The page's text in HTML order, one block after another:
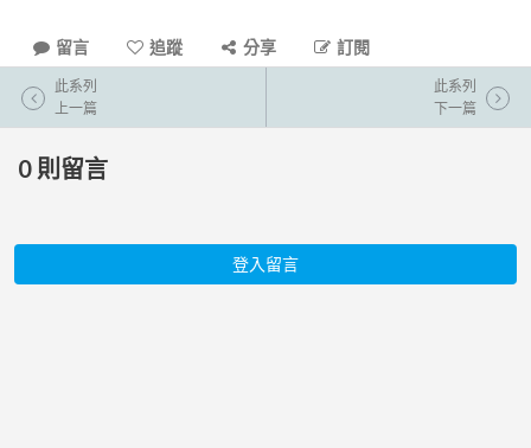
留言 追蹤 分享 訂閱
此系列
上一篇
此系列
下一篇
0 則留言
登入留言